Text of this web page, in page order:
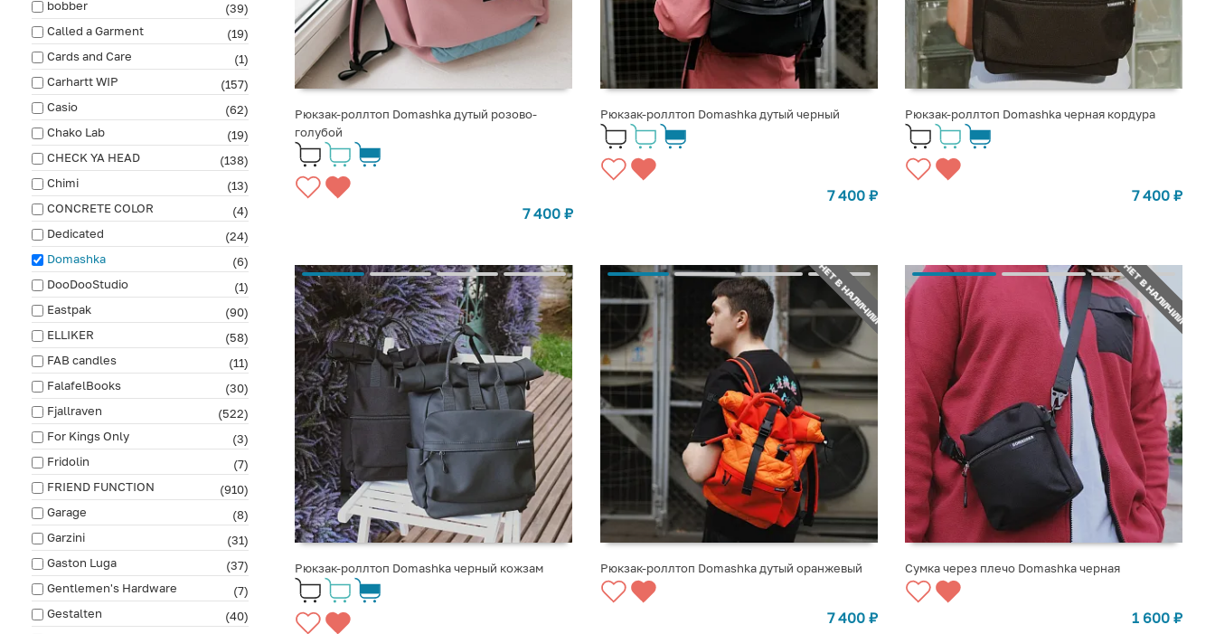
bobber
(39)
Called a Garment
(19)
Cards and Care
(1)
Carhartt WIP
(157)
Casio
(62)
Chako Lab
(19)
CHECK YA HEAD
(138)
Chimi
(13)
CONCRETE COLOR
(4)
Dedicated
(24)
Domashka
(6)
DooDooStudio
(1)
Eastpak
(90)
ELLIKER
(58)
FAB сandles
(11)
FalafelBooks
(30)
Fjallraven
(522)
For Kings Only
(3)
Fridolin
(7)
FRIEND FUNCTION
(910)
Garage
(8)
Garzini
(31)
Gaston Luga
(37)
Gentlemen's Hardware
(7)
Gestalten
(40)
Рюкзак-роллтоп Domashka дутый розово-
голубой
7 400 ₽
Рюкзак-роллтоп Domashka дутый черный
7 400 ₽
Рюкзак-роллтоп Domashka черная кордура
7 400 ₽
Рюкзак-роллтоп Domashka черный кожзам
НЕТ В НАЛИЧИИ
СООБЩИТЬ О ПОСТУПЛЕНИИ
Рюкзак-роллтоп Domashka дутый оранжевый
7 400 ₽
НЕТ В НАЛИЧИИ
СООБЩИТЬ О ПОСТУПЛЕНИИ
Сумка через плечо Domashka черная
1 600 ₽